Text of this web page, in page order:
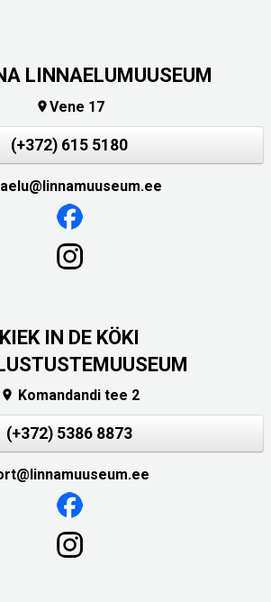
LINNAELUMUUSEUM
Vene 17
(+372) 615 5180
KIEK IN DE KÖKI
 Komandandi tee 2
(+372) 5386 8873